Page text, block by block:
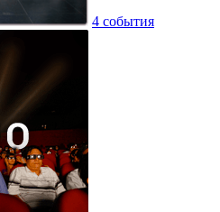
4 события